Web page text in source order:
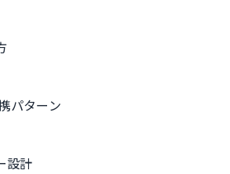
パターン
設計